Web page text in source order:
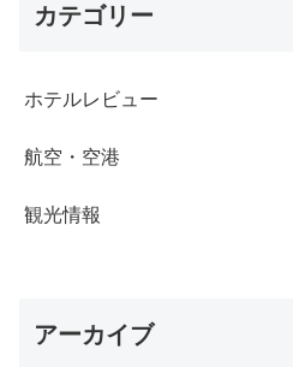
カテゴリー
ホテルレビュー
航空・空港
観光情報
アーカイブ